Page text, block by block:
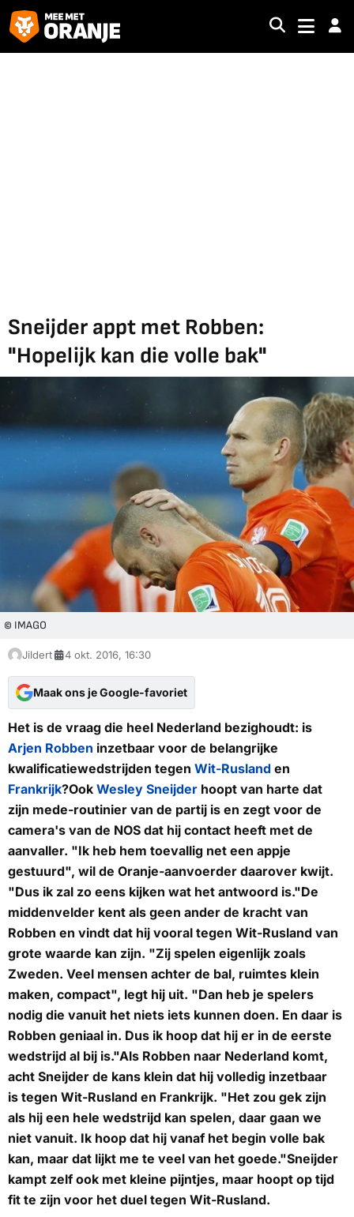
Sneijder appt met Robben:
"Hopelijk kan die volle bak"
© IMAGO
Jildert 4 okt. 2016, 16:30
Maak ons je Google-favoriet
Het is de vraag die heel Nederland bezighoudt: is
Arjen Robben inzetbaar voor de belangrijke
kwalificatiewedstrijden tegen Wit-Rusland en
Frankrijk?Ook Wesley Sneijder hoopt van harte dat
zijn mede-routinier van de partij is en zegt voor de
camera's van de NOS dat hij contact heeft met de
aanvaller. "Ik heb hem toevallig net een appje
gestuurd", wil de Oranje-aanvoerder daarover kwijt.
"Dus ik zal zo eens kijken wat het antwoord is."De
middenvelder kent als geen ander de kracht van
Robben en vindt dat hij vooral tegen Wit-Rusland van
grote waarde kan zijn. "Zij spelen eigenlijk zoals
Zweden. Veel mensen achter de bal, ruimtes klein
maken, compact", legt hij uit. "Dan heb je spelers
nodig die vanuit het niets iets kunnen doen. En daar is
Robben geniaal in. Dus ik hoop dat hij er in de eerste
wedstrijd al bij is."Als Robben naar Nederland komt,
acht Sneijder de kans klein dat hij volledig inzetbaar
is tegen Wit-Rusland en Frankrijk. "Het zou gek zijn
als hij een hele wedstrijd kan spelen, daar gaan we
niet vanuit. Ik hoop dat hij vanaf het begin volle bak
kan, maar dat lijkt me te veel van het goede."Sneijder
kampt zelf ook met kleine pijntjes, maar hoopt op tijd
fit te zijn voor het duel tegen Wit-Rusland.